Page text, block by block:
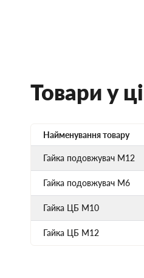
Товари у
Найменування товару
Гайка подовжувач М12
Гайка подовжувач М6
Гайка ЦБ М10
Гайка ЦБ М12